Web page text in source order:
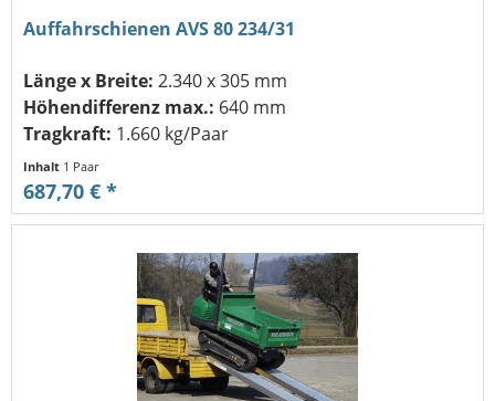
Auffahrschienen AVS 80 234/31
Länge x Breite: 2.340 x 305 mm
Höhendifferenz max.: 640 mm
Tragkraft: 1.660 kg/Paar
Inhalt 1 Paar
687,70 € *